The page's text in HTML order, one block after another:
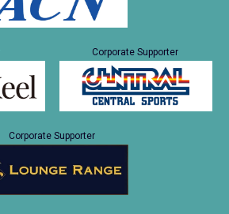
Corporate Supporter
Corporate Supporter